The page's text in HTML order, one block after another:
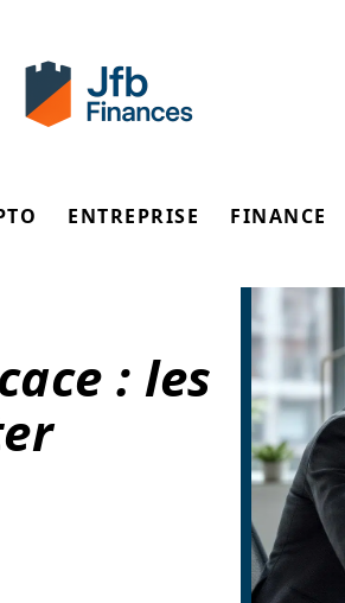
ENTREPRISE FINANCE
: les